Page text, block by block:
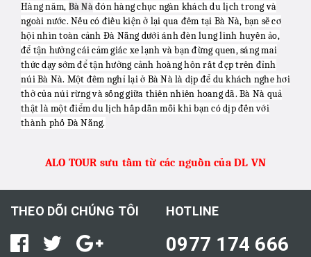
Hàng năm, Bà Nàđón hàng chục ngàn khách du lịch trong và
ngoài nước. Nếu có điều kiện ở lại qua đêm tại Bà Nà, bạn sẽ cơ
hội nhìn toàn cảnh Đà Nẵng dưới ánh đèn lung linh huyền ảo,
để tận hưởng cái cảm giác xe lạnh và bạn đừng quen, sáng mai
thức dạy sớm để tận hưởng cảnh hoàng hôn rất đẹp trên đỉnh
núi Bà Nà. Một đêm nghỉ lại ở Bà Nà là dịp để du khách nghe hơi
thở của núi rừng và sống giữa thiên nhiên hoang dã. Bà Nà quả
thật là một điểm du lịch hấp dẫn mỗi khi bạn có dịp đến với
thành phố Đà Nẵng.
ALO TOUR sưu tầm từ các nguồn của DL VN
THEO DÕI CHÚNG TÔI HOTLINE
0977 174 666